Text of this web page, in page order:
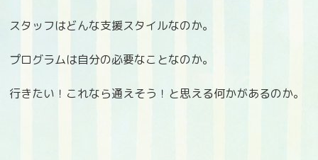
スタッフはどんな支援スタイルなのか。
プログラムは自分の必要なことなのか。
行きたい！これなら通えそう！と思える何かがあるのか。